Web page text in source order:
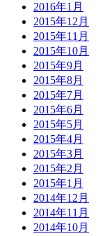
2016年1月
2015年12月
2015年11月
2015年10月
2015年9月
2015年8月
2015年7月
2015年6月
2015年5月
2015年4月
2015年3月
2015年2月
2015年1月
2014年12月
2014年11月
2014年10月